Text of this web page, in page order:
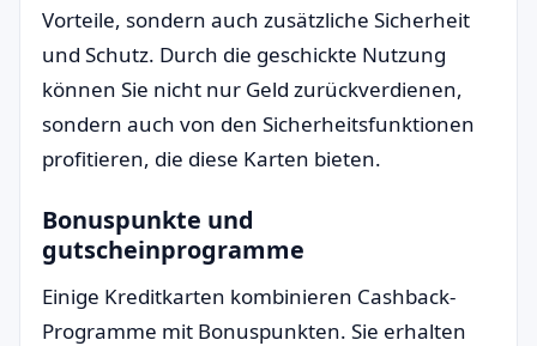
Vorteile, sondern auch zusätzliche Sicherheit
und Schutz. Durch die geschickte Nutzung
können Sie nicht nur Geld zurückverdienen,
sondern auch von den Sicherheitsfunktionen
profitieren, die diese Karten bieten.
Bonuspunkte und
gutscheinprogramme
Einige Kreditkarten kombinieren Cashback-
Programme mit Bonuspunkten. Sie erhalten